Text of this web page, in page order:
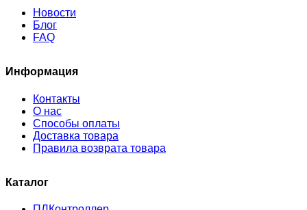
Новости
Блог
FAQ
Информация
Контакты
О нас
Способы оплаты
Доставка товара
Правила возврата товара
Каталог